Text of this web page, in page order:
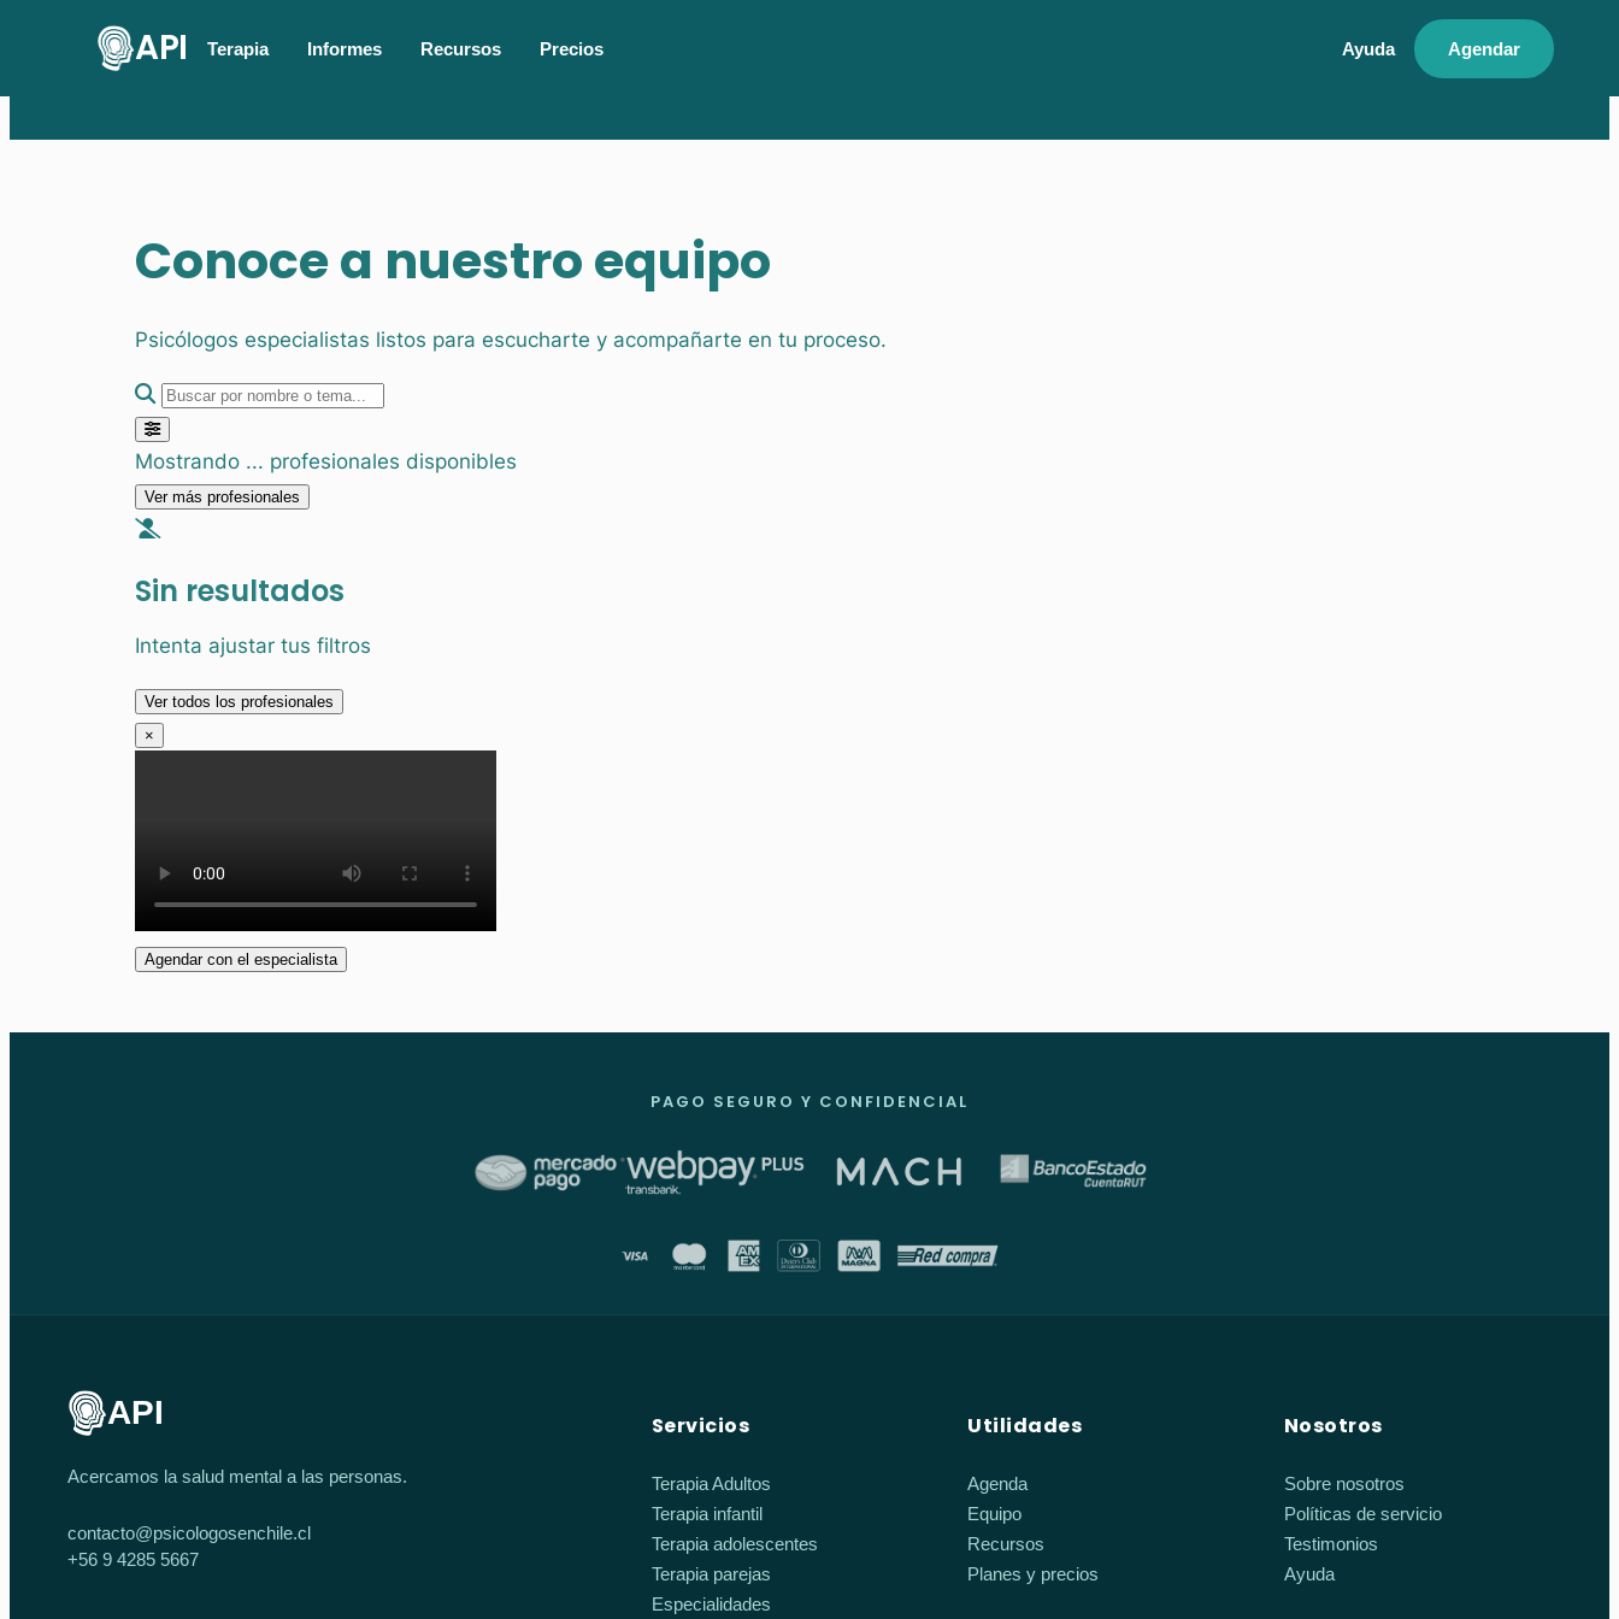
API Terapia Informes Recursos Precios Ayuda Agendar
Conoce a nuestro equipo
Psicólogos especialistas listos para escucharte y acompañarte en tu proceso.
Enfoque Terapéutico
Especialidad Específica
Mostrando ... profesionales disponibles
Ver más profesionales
Sin resultados
Intenta ajustar tus filtros
Ver todos los profesionales
×
Agendar con el especialista
PAGO SEGURO Y CONFIDENCIAL
API
Acercamos la salud mental a las personas.
contacto@psicologosenchile.cl
+56 9 4285 5667
Servicios
Terapia Adultos
Terapia infantil
Terapia adolescentes
Terapia parejas
Especialidades
Utilidades
Agenda
Equipo
Recursos
Planes y precios
Nosotros
Sobre nosotros
Políticas de servicio
Testimonios
Ayuda